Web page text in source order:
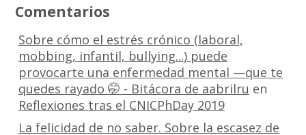
Comentarios
Sobre cómo el estrés crónico (laboral,
mobbing, infantil, bullying...) puede
provocarte una enfermedad mental —que te
quedes rayado 🤭 - Bitácora de aabrilru en
Reflexiones tras el CNICPhDay 2019
La felicidad de no saber. Sobre la escasez de